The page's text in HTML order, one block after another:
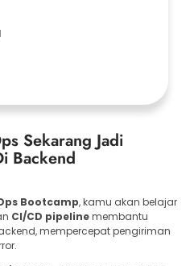
Sekarang Jadi
Backend
Bootcamp, kamu akan belajar
CI/CD pipelinemembantu
mempercepat pengiriman